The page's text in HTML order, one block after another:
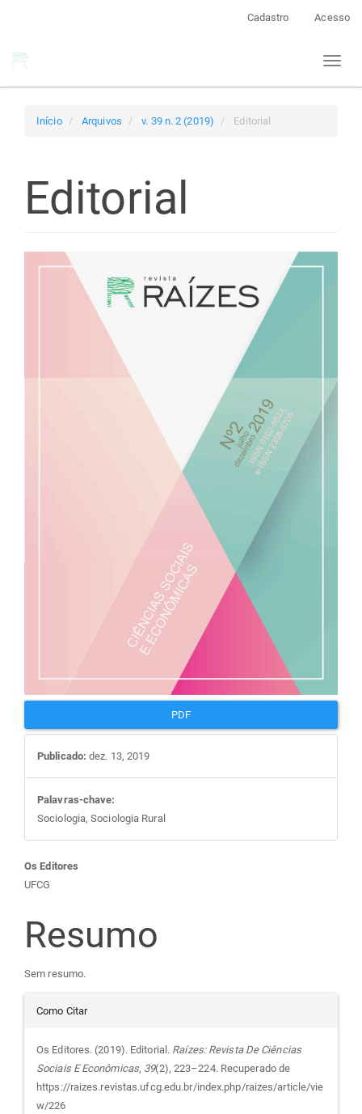
Cadastro Acesso
Toggle
Início Arquivos v. 39 n. 2 (2019) Editorial
Editorial
Barra
lateral
artigos
PDF
Publicado: dez. 13, 2019
Palavras-chave:
Sociologia, Sociologia Rural
Conteúdo
do
artigo
principal
Os Editores
UFCG
Resumo
Sem resumo.
Detalhes
do
artigo
Como Citar
Os Editores. (2019). Editorial. Raízes: Revista De Ciências
Sociais E Econômicas, 39(2), 223–224. Recuperado de
https://raizes.revistas.ufcg.edu.br/index.php/raizes/article/vie
w/226